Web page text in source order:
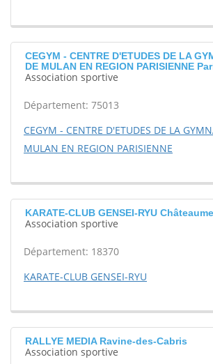
CEGYM - CENTRE D'ETUDES DE LA
DE MULAN EN REGION PARISIENNE
Association sportive
Département: 75013
CEGYM - CENTRE D'ETUDES DE LA
MULAN EN REGION PARISIENNE
KARATE-CLUB GENSEI-RYU
Association sportive
Département: 18370
KARATE-CLUB GENSEI-RYU
RALLYE MEDIA Ravine-des-Cabris
Association sportive